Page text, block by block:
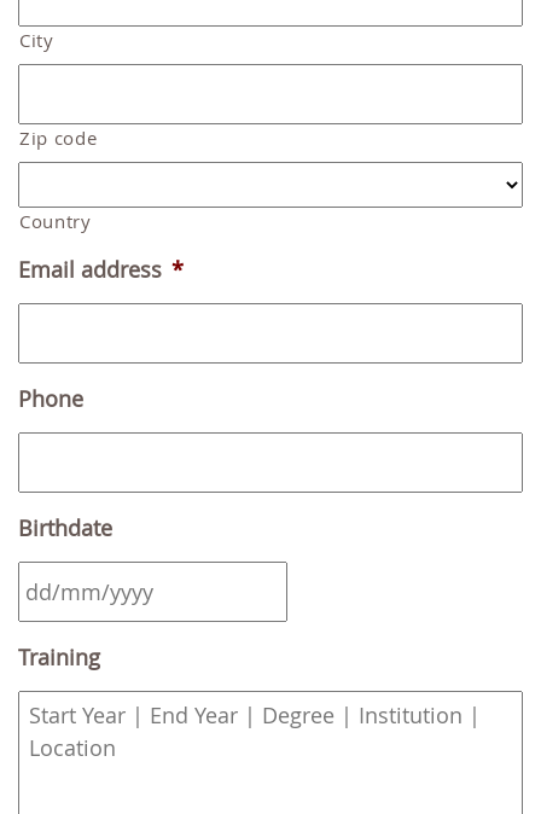
City
Zip code
Country
Email address *
Phone
Birthdate
slash
MM
slash
Training